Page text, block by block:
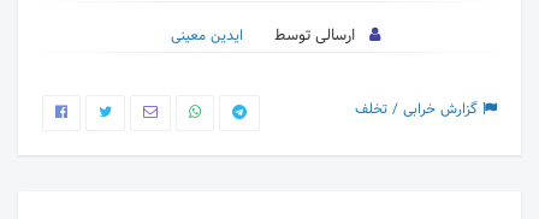
ارسالی توسط ایدین معینی
گزارش خرابی / تخلف